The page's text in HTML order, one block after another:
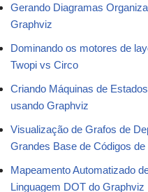
Gerando Diagramas
Graphviz
Dominando os motores de
Twopi vs Circo
Criando Máquinas de
usando Graphviz
Visualização de Grafos de
Grandes Base de Códigos de
Mapeamento Automatizado
Linguagem DOT do Graphviz